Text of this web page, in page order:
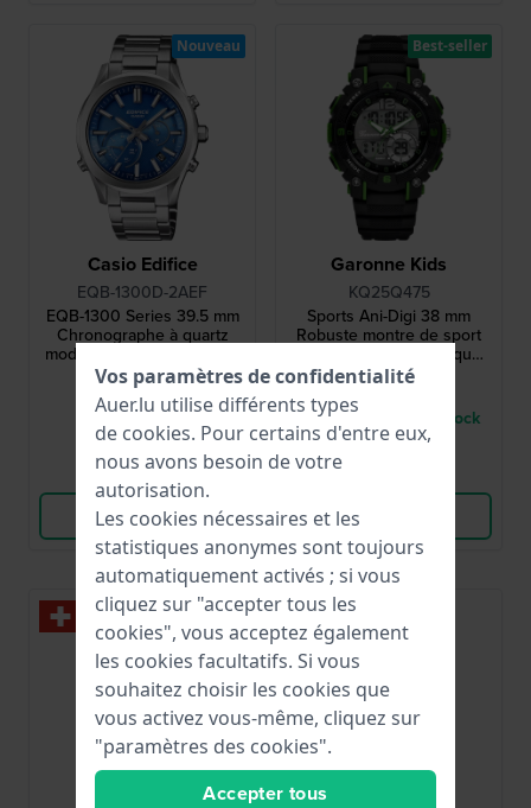
Casio Edifice
EQB-1300D-2AEF
EQB-1300 Series 39.5 mm
Chronographe à quartz
moderne à énergie solaire
avec liaison smartphone
279,00 €
● En stock
Comparer
Voir les produits
Nouveau
Garonne Kids
KQ25Q475
Sports Ani-Digi 38 mm
Robuste montre de sport
analogique et numérique
pour garçons
49,95 €
● Seulement 1 en stock
Voir les produits
Best-seller
-60%
Vos paramètres de confidentialité
Auer.lu utilise différents types
de cookies. Pour certains d'entre eux,
nous avons besoin de votre
autorisation.
Les cookies nécessaires et les
statistiques anonymes sont toujours
automatiquement activés ; si vous
cliquez sur "accepter tous les
cookies", vous acceptez également
les cookies facultatifs. Si vous
souhaitez choisir les cookies que
vous activez vous-même, cliquez sur
"paramètres des cookies".
Accepter tous